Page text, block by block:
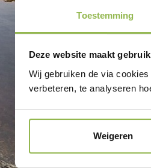
Toestemming
Deze website maakt
Wij gebruiken de via
verbeteren, te analyseren
Weigeren